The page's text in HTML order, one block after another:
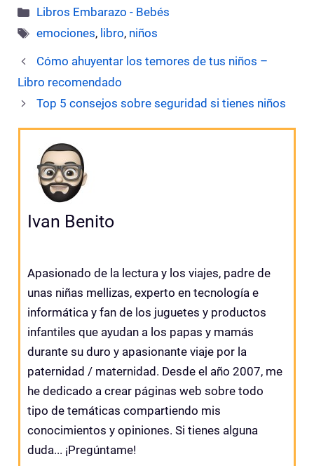
Categorías
Libros Embarazo - Bebés
Etiquetas
emociones, libro, niños
Cómo ahuyentar los temores de tus niños –
Libro recomendado
Top 5 consejos sobre seguridad si tienes niños
Ivan Benito
Apasionado de la lectura y los viajes, padre de
unas niñas mellizas, experto en tecnología e
informática y fan de los juguetes y productos
infantiles que ayudan a los papas y mamás
durante su duro y apasionante viaje por la
paternidad / maternidad. Desde el año 2007, me
he dedicado a crear páginas web sobre todo
tipo de temáticas compartiendo mis
conocimientos y opiniones. Si tienes alguna
duda... ¡Pregúntame!